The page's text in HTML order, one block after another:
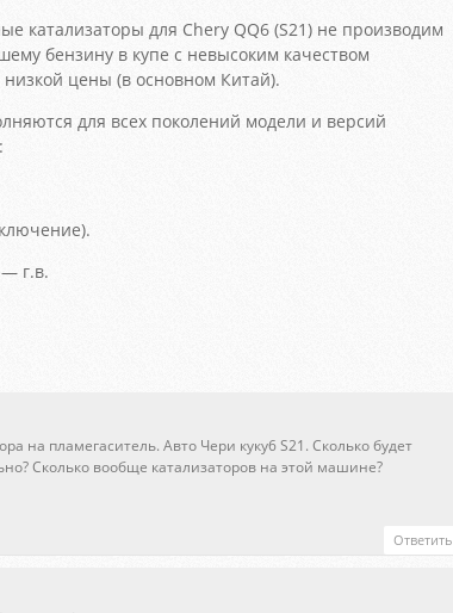
катализаторы для Chery QQ6 (S21) не производим
бензину в купе с невысоким качеством
цены (в основном Китай).
для всех поколений модели и версий
г.в.
на пламегаситель. Авто Чери куку6 S21. Сколько будет
Сколько вообще катализаторов на этой машине?
Ответить